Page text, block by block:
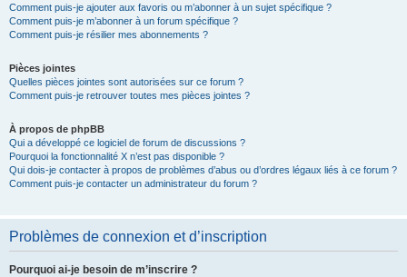
Comment puis-je ajouter aux favoris ou m’abonner à un sujet spécifique ?
Comment puis-je m’abonner à un forum spécifique ?
Comment puis-je résilier mes abonnements ?
Pièces jointes
Quelles pièces jointes sont autorisées sur ce forum ?
Comment puis-je retrouver toutes mes pièces jointes ?
À propos de phpBB
Qui a développé ce logiciel de forum de discussions ?
Pourquoi la fonctionnalité X n’est pas disponible ?
Qui dois-je contacter à propos de problèmes d’abus ou d’ordres légaux liés à ce forum ?
Comment puis-je contacter un administrateur du forum ?
Problèmes de connexion et d’inscription
Pourquoi ai-je besoin de m’inscrire ?